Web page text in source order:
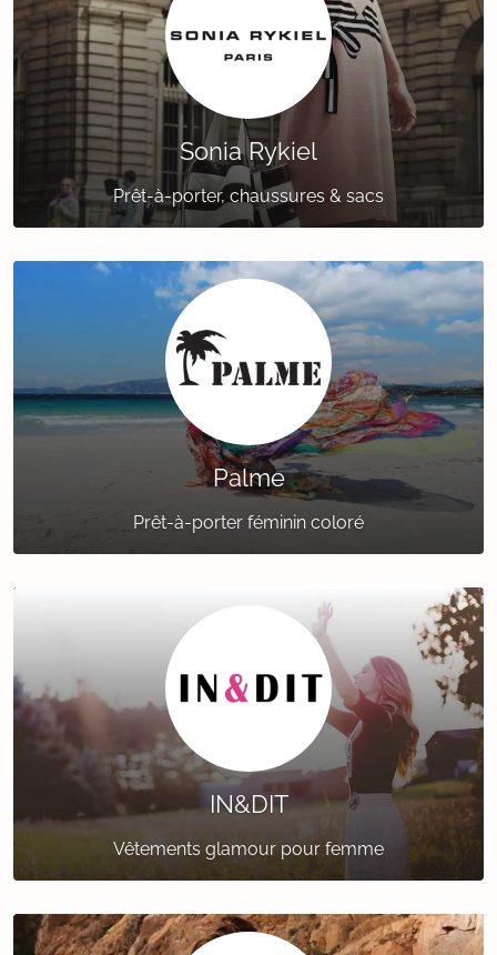
Sonia Rykiel
Prêt-à-porter, chaussures & sacs
Palme
Prêt-à-porter féminin coloré
IN&DIT
Vêtements glamour pour femme